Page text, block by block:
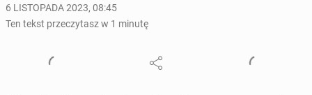
6 LISTOPADA 2023, 08:45
Ten tekst przeczytasz w 1 minutę